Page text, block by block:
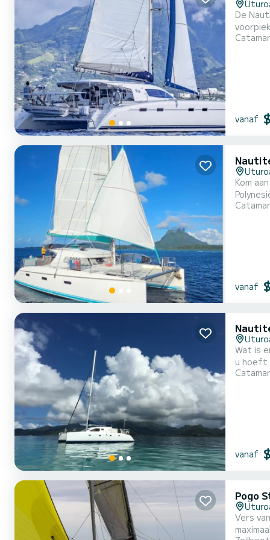
De
18CV
vanaf
Kom
Polynesië.
verwelkomen
vanaf
Wat is
u hoeft
vanaf
Pogo
Vers
maximaal plezier